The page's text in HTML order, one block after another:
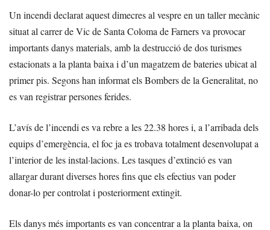
Un incendi declarat aquest dimecres al vespre en un taller mecànic
situat al carrer de Vic de Santa Coloma de Farners va provocar
importants danys materials, amb la destrucció de dos turismes
estacionats a la planta baixa i d’un magatzem de bateries ubicat al
primer pis. Segons han informat els Bombers de la Generalitat, no
es van registrar persones ferides.
L’avís de l’incendi es va rebre a les 22.38 hores i, a l’arribada dels
equips d’emergència, el foc ja es trobava totalment desenvolupat a
l’interior de les instal·lacions. Les tasques d’extinció es van
allargar durant diverses hores fins que els efectius van poder
donar-lo per controlat i posteriorment extingit.
Els danys més importants es van concentrar a la planta baixa, on